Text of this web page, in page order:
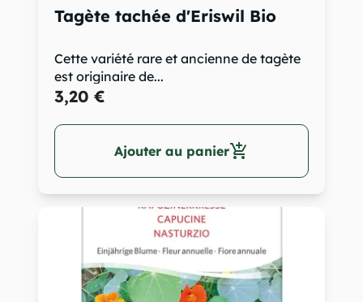
Tagète tachée d'Eriswil Bio
Cette variété rare et ancienne de tagète
est originaire de...
3,20 €
Ajouter au panieradd_shopping_cart